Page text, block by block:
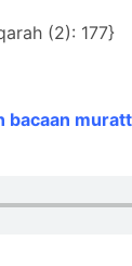
(2): 177}
bacaan